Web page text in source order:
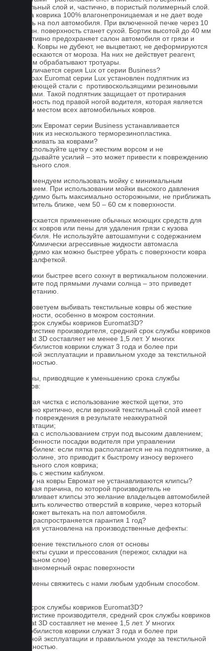
текстильный слой и, частично, в пористый полимерный слой.
Основа коврика 100% влагонепроницаемая и не дает воде
попасть на пол автомобиля. При включенной печке через 10
- 15 мин. поверхность станет сухой. Бортик высотой до 40 мм
эффективно предохраняет салон автомобиля от грязи и
мусора. Ковры не дубеют, не выцветают, не деформируются
и не трескаются от мороза. На них не действует реагент,
которым обрабатывают тротуары.
Чем отличается серия Lux от серии Business?
На коврах Euromat серии Lux установлен подпятник из
нержавеющей стали с противоскользящими резиновыми
вставками. Такой подпятник защищает от протирания
поверхность под правой ногой водителя, которая является
слабым местом всех автомобильных ковров.
На коврик Евромат серии Business устанавливается
подпятник из нескользкого терморезинопластика.
Как ухаживать за коврами?
1.Не используйте щетку с жестким ворсом и не
прикладывайте усилий – это может привести к повреждению
текстильного слоя.
2. Рекомендуем использовать мойку с минимальным
давлением. При использовании мойки высокого давления
необходимо быть максимально осторожными, не приближать
распылитель ближе, чем 50 – 60 см к поверхности.
3. Допускается применение обычных моющих средств для
бытовых ковров или пены для удаления грязи с кузова
автомобиля. Не используйте автошампуни с содержанием
воска! Химически агрессивные жидкости автомасла
необходимо как можно быстрее убрать с поверхности ковра
сухой салфеткой.
4. Коврики быстрее всего сохнут в вертикальном положении.
Не сушите под прямыми лучами солнца – это приведет
к выцветанию.
5. Не советуем выбивать текстильные ковры об жесткие
поверхности, особенно в мокром состоянии.
Какой срок службы ковриков Euromat3D?
По статистике производителя, средний срок службы ковриков
Euromat 3D составляет не менее 1,5 лет. У многих
автомобилистов коврики служат 3 года и более при
бережной эксплуатации и правильном уходе за текстильной
поверхностью.
Причины, приводящие к уменьшению срока службы
ковриков:
1. Частая чистка с использование жесткой щетки, это
особенно критично, если верхний текстильный слой имеет
мелкие повреждения в результате неаккуратной
эксплуатации;
2. Мойка с использованием струи под высоким давлением;
3. Особенности посадки водителя при управлении
автомобилем: если пятка располагается не на подпятнике, а
на ковролине, это приводит к быстрому износу верхнего
текстильного слоя коврика;
4. Обувь с жестким каблуком.
Почему на ковры Евромат не устанавливаются клипсы?
Основная причина, по которой производитель не
устанавливает клипсы это желание владельцев автомобилей
уменьшить количество отверстий в коврике, через который
влага может вытекать на пол автомобиля.
На что распространяется гарантия 1 год?
Гарантия установлена на производственные дефекты:
1. Отслоение текстильного слоя от основы
2. Дефекты сушки и прессования (пережог, складки на
текстильном слое)
3. Неравномерный окрас поверхности
Для замены свяжитесь с нами любым удобным способом.
Какой срок службы ковриков Euromat3D?
По статистике производителя, средний срок службы ковриков
Euromat 3D составляет не менее 1,5 лет. У многих
автомобилистов коврики служат 3 года и более при
бережной эксплуатации и правильном уходе за текстильной
поверхностью.